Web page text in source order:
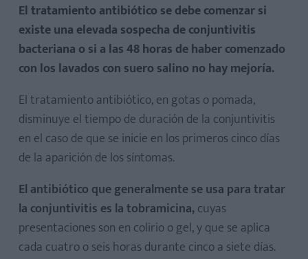
El tratamiento antibiótico se debe comenzar si
existe una elevada sospecha de conjuntivitis
bacteriana o si a las 48 horas de haber comenzado
con los lavados con suero salino no hay mejoría.
El tratamiento antibiótico, en gotas o pomada,
disminuye el tiempo de duración de la conjuntivitis
en el caso de que se inicie en los primeros cinco días
de la aparición de los síntomas.
El antibiótico que generalmente se usa para tratar
la conjuntivitis es la tobramicina,cuyas
presentaciones son en colirio o gel, y que se aplica
cada cuatro o seis horas durante cinco a siete días.